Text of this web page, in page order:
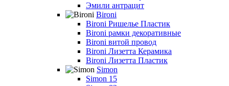
Эмили антрацит
Bironi
Bironi Ришелье Пластик
Bironi рамки декоративные
Bironi витой провод
Bironi Лизетта Керамика
Bironi Лизетта Пластик
Simon
Simon 15